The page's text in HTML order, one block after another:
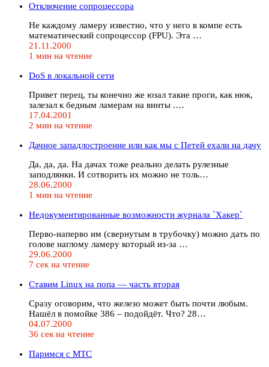
Отключение сопроцессора
Не каждому ламеру известно, что у него в компе есть
математический сопроцессор (FPU). Эта …
21.11.2000
1 мин на чтение
DoS в локальной сети
Привет перец, ты конечно же юзал такие проги, как нюк,
залезал к бедным ламерам на винты .…
17.04.2001
2 мин на чтение
Дачное западлостроение или как мы с Петей ехали на дачу
Да, да, да. На дачах тоже реально делать рулезные
заподлянки. И сотворить их можно не толь…
28.06.2000
1 мин на чтение
Недокументированные возможности журнала `Хакер`
Перво-наперво им (свернутым в трубочку) можно дать по
голове наглому ламеру который из-за …
29.06.2000
7 сек на чтение
Ставим Linux на попа — часть вторая
Сразу оговорим, что железо может быть почти любым.
Нашёл в помойке 386 – подойдёт. Что? 28…
04.07.2000
36 сек на чтение
Паримся с MTC